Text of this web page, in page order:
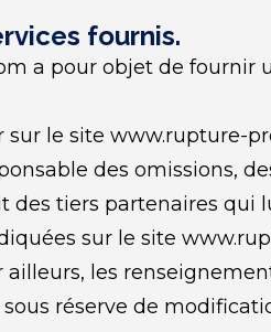
fournis.
a pour objet de fournir
sur le site www.rupture-
des omissions,
des tiers partenaires qui
sur le site
ailleurs, les
réserve de